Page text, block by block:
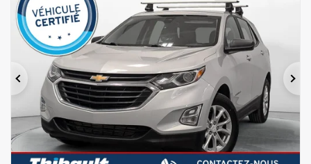
Précédent